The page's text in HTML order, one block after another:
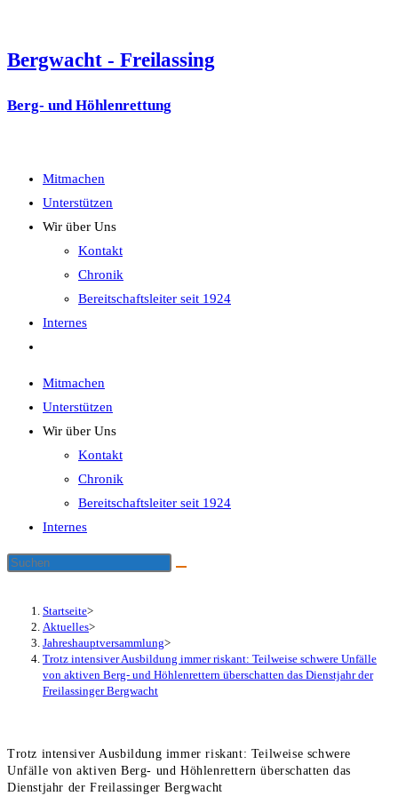
springen
Bergwacht - Freilassing
Berg- und Höhlenrettung
Mitmachen
Unterstützen
Wir über Uns
Kontakt
Chronik
Bereitschaftsleiter seit 1924
Internes
umschalten
Mitmachen
Unterstützen
Wir über Uns
Kontakt
Chronik
Bereitschaftsleiter seit 1924
Internes
Startseite>
Aktuelles>
Jahreshauptversammlung>
Trotz intensiver Ausbildung immer riskant: Teilweise schwere Unfälle
von aktiven Berg- und Höhlenrettern überschatten das Dienstjahr der
Freilassinger Bergwacht
Trotz intensiver Ausbildung immer riskant: Teilweise schwere
Unfälle von aktiven Berg- und Höhlenrettern überschatten das
Dienstjahr der Freilassinger Bergwacht